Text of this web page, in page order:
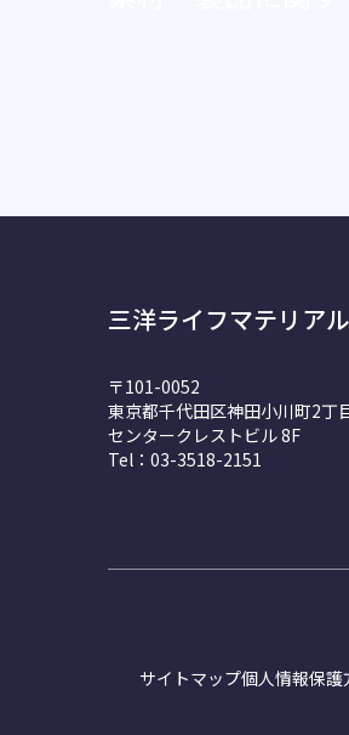
三洋ライフマテリア
〒101-0052
東京都千代田区神田小川町2丁
センタークレストビル 8F
Tel：03-3518-2151
サイトマップ個人情報保護